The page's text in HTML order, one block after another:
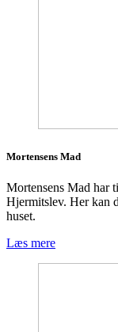
Mortensens Mad
Mortensens Mad har
Hjermitslev. Her kan
huset.
Læs mere